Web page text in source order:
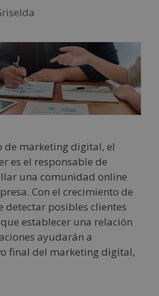
de marketing digital, el
es el responsable de
una comunidad online
Con el crecimiento de
detectar posibles clientes
establecer una relación
ayudarán a
final del marketing digital,